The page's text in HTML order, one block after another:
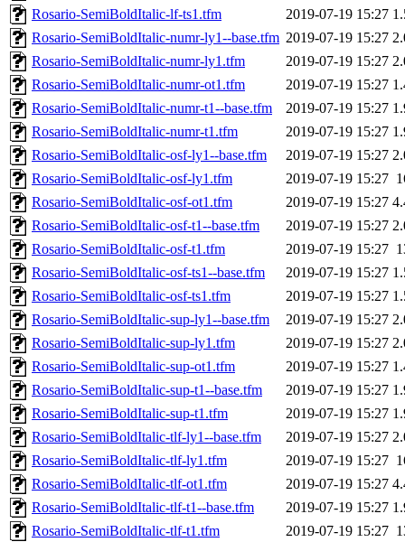
Rosario-SemiBoldItalic-lf-ts1.tfm
2019-07-19 15:27
Rosario-SemiBoldItalic-numr-ly1--base.tfm 2019-07-19 15:27
Rosario-SemiBoldItalic-numr-ly1.tfm
2019-07-19 15:27
Rosario-SemiBoldItalic-numr-ot1.tfm
2019-07-19 15:27
Rosario-SemiBoldItalic-numr-t1--base.tfm
2019-07-19 15:27
Rosario-SemiBoldItalic-numr-t1.tfm
2019-07-19 15:27
Rosario-SemiBoldItalic-osf-ly1--base.tfm
2019-07-19 15:27
Rosario-SemiBoldItalic-osf-ly1.tfm
2019-07-19 15:27
Rosario-SemiBoldItalic-osf-ot1.tfm
2019-07-19 15:27
Rosario-SemiBoldItalic-osf-t1--base.tfm
2019-07-19 15:27
Rosario-SemiBoldItalic-osf-t1.tfm
2019-07-19 15:27
Rosario-SemiBoldItalic-osf-ts1--base.tfm
2019-07-19 15:27
Rosario-SemiBoldItalic-osf-ts1.tfm
2019-07-19 15:27
Rosario-SemiBoldItalic-sup-ly1--base.tfm
2019-07-19 15:27
Rosario-SemiBoldItalic-sup-ly1.tfm
2019-07-19 15:27
Rosario-SemiBoldItalic-sup-ot1.tfm
2019-07-19 15:27
Rosario-SemiBoldItalic-sup-t1--base.tfm
2019-07-19 15:27
Rosario-SemiBoldItalic-sup-t1.tfm
2019-07-19 15:27
Rosario-SemiBoldItalic-tlf-ly1--base.tfm
2019-07-19 15:27
Rosario-SemiBoldItalic-tlf-ly1.tfm
2019-07-19 15:27
Rosario-SemiBoldItalic-tlf-ot1.tfm
2019-07-19 15:27
Rosario-SemiBoldItalic-tlf-t1--base.tfm
2019-07-19 15:27
Rosario-SemiBoldItalic-tlf-t1.tfm
2019-07-19 15:27